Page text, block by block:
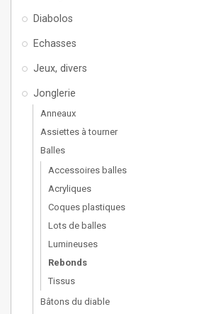
Diabolos
Echasses
Jeux, divers
Jonglerie
Anneaux
Assiettes à tourner
Balles
Accessoires balles
Acryliques
Coques plastiques
Lots de balles
Lumineuses
Rebonds
Tissus
Bâtons du diable